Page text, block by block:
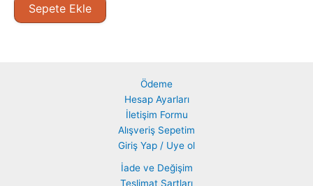
Sepete Ekle
Ödeme
Hesap Ayarları
İletişim Formu
Alışveriş Sepetim
Giriş Yap / Uye ol
İade ve Değişim
Teslimat Şartları